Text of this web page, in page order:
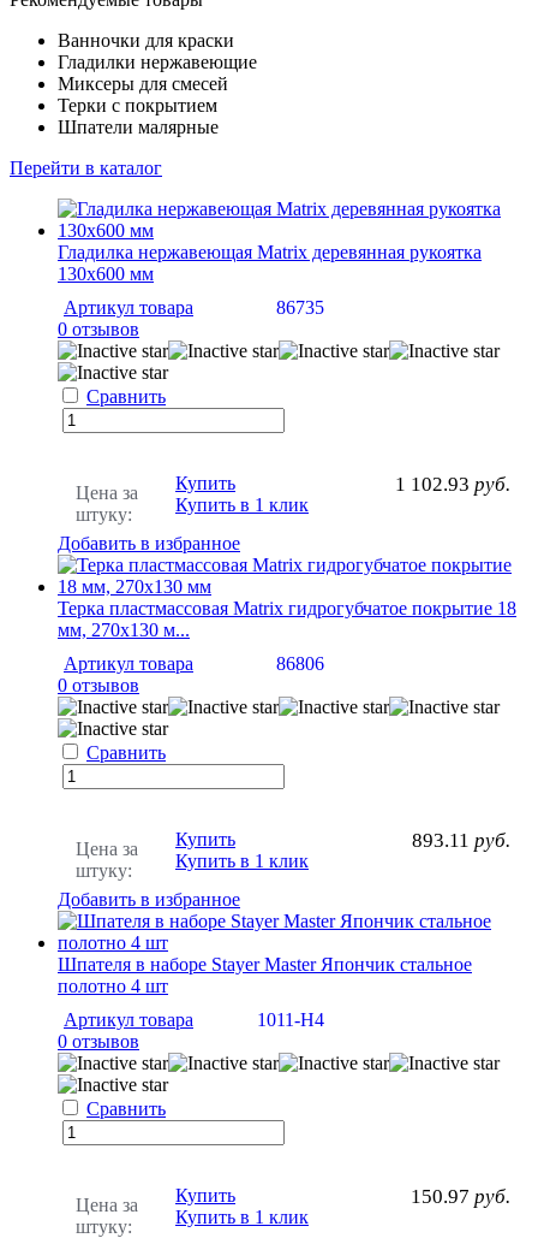
Ванночки для краски
Гладилки нержавеющие
Миксеры для смесей
Терки с покрытием
Шпатели малярные
Перейти в каталог
Гладилка нержавеющая Matrix деревянная рукоятка
130х600 мм
Артикул товара
86735
0 отзывов
Сравнить
Цена за
штуку:
1 102.93 руб.
Купить
Купить в 1 клик
Добавить в избранное
Терка пластмассовая Matrix гидрогубчатое покрытие 18
мм, 270х130 м...
Артикул товара
86806
0 отзывов
Сравнить
Цена за
штуку:
893.11 руб.
Купить
Купить в 1 клик
Добавить в избранное
Шпателя в наборе Stayer Master Япончик стальное
полотно 4 шт
Артикул товара
1011-H4
0 отзывов
Сравнить
Цена за
штуку:
150.97 руб.
Купить
Купить в 1 клик